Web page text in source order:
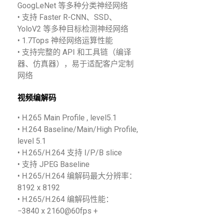
GoogLeNet 等多种分类神经网络
• 支持 Faster R-CNN、SSD、
YoloV2 等多种目标检测神经网络
• 1.7Tops 神经网络运算性能
• 支持完整的 API 和工具链（编译
器、仿真器），易于适配客户定制
网络
视频编解码
• H.265 Main Profile , level5.1
• H.264 Baseline/Main/High Profile,
level 5.1
• H.265/H.264 支持 I/P/B slice
• 支持 JPEG Baseline
• H.265/H.264 编解码最大分辨率：
8192 x 8192
• H.265/H.264 编解码性能：
−3840 x 2160@60fps +